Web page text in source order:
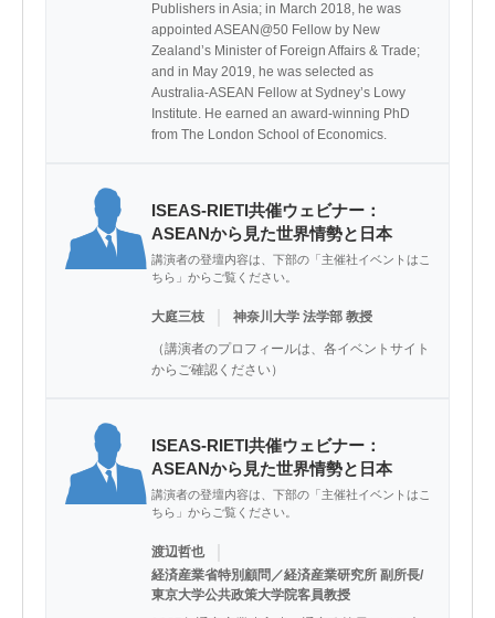
Publishers in Asia; in March 2018, he was
appointed ASEAN@50 Fellow by New
Zealand’s Minister of Foreign Affairs & Trade;
and in May 2019, he was selected as
Australia-ASEAN Fellow at Sydney’s Lowy
Institute. He earned an award-winning PhD
from The London School of Economics.
ISEAS-RIETI共催ウェビナー：
ASEANから見た世界情勢と日本
講演者の登壇内容は、下部の「主催社イベントはこ
ちら」からご覧ください。
大庭三枝 神奈川大学 法学部 教授
（講演者のプロフィールは、各イベントサイト
からご確認ください）
ISEAS-RIETI共催ウェビナー：
ASEANから見た世界情勢と日本
講演者の登壇内容は、下部の「主催社イベントはこ
ちら」からご覧ください。
渡辺哲也
経済産業省特別顧問／経済産業研究所 副所長/
東京大学公共政策大学院客員教授